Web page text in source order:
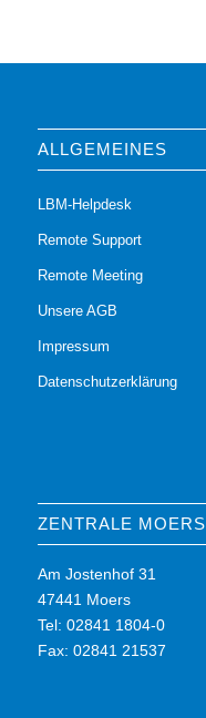
ALLGEMEINES
LBM-Helpdesk
Remote Support
Remote Meeting
Unsere AGB
Impressum
Datenschutzerklärung
ZENTRALE MOERS
Am Jostenhof 31
47441 Moers
Tel: 02841 1804-0
Fax: 02841 21537